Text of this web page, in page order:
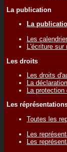
La publication
La
Les
L'écriture sur
Les droits
Les droits
La
La
Les
Toutes les
Les
Les